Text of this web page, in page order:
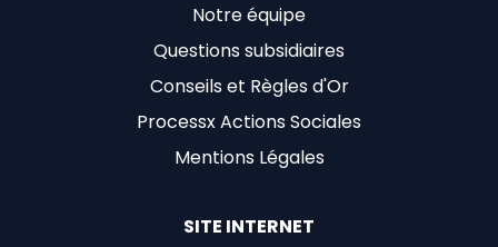
Notre équipe
Questions subsidiaires
Conseils et Règles d'Or
Processx Actions Sociales
Mentions Légales
SITE INTERNET